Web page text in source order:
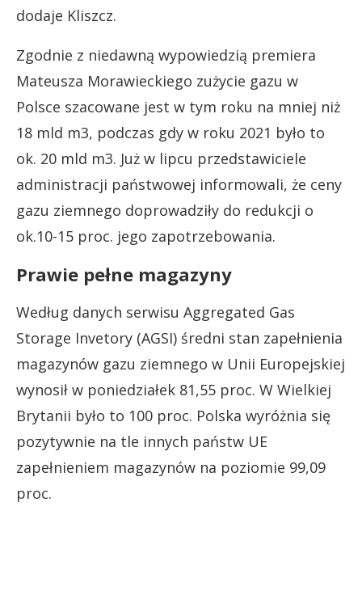
dodaje Kliszcz.
Zgodnie z niedawną wypowiedzią premiera
Mateusza Morawieckiego zużycie gazu w
Polsce szacowane jest w tym roku na mniej niż
18 mld m3, podczas gdy w roku 2021 było to
ok. 20 mld m3. Już w lipcu przedstawiciele
administracji państwowej informowali, że ceny
gazu ziemnego doprowadziły do redukcji o
ok.10-15 proc. jego zapotrzebowania.
Prawie pełne magazyny
Według danych serwisu Aggregated Gas
Storage Invetory (AGSI) średni stan zapełnienia
magazynów gazu ziemnego w Unii Europejskiej
wynosił w poniedziałek 81,55 proc. W Wielkiej
Brytanii było to 100 proc. Polska wyróżnia się
pozytywnie na tle innych państw UE
zapełnieniem magazynów na poziomie 99,09
proc.